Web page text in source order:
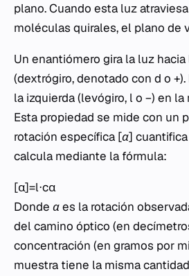
plano. Cuando esta luz
moléculas quirales, el plano de
Un enantiómero gira la luz
(dextrógiro, denotado con d o +
la izquierda (levógiro, lo −) en la
Esta propiedad se mide con un
rotación específica [α]
calcula mediante la fórmula:
[α]=l⋅cα​
Donde αes la rotación
del camino óptico (en
concentración (en gramos por
muestra tiene la misma